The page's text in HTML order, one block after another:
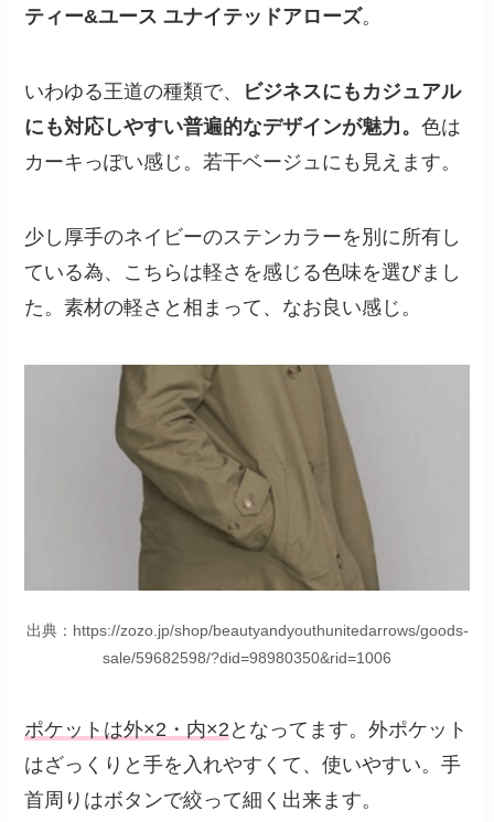
ティー&ユース ユナイテッドアローズ。
いわゆる王道の種類で、
ビジネスにもカジュアル
にも対応しやすい普遍的なデザインが魅力。色は
カーキっぽい感じ。若干ベージュにも見えます。
少し厚手のネイビーのステンカラーを別に所有し
ている為、こちらは軽さを感じる色味を選びまし
た。素材の軽さと相まって、なお良い感じ。
出典：https://zozo.jp/shop/beautyandyouthunitedarrows/goods-
sale/59682598/?did=98980350&rid=1006
ポケットは外×2・内×2 となってます。外ポケット
はざっくりと手を入れやすくて、使いやすい。手
首周りはボタンで絞って細く出来ます。